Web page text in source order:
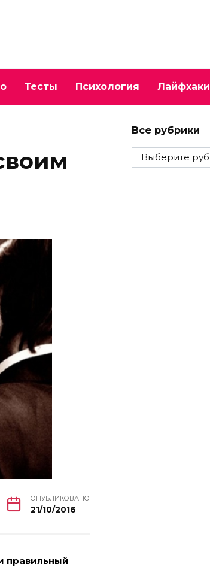
Тесты Психология Лайфхаки
ОПУБЛИКОВАНО
21/10/2016
правильный
Все рубрики
Все
рубрики